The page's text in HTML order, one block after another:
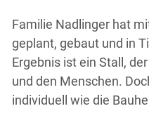
Familie Nadlinger hat
geplant, gebaut und in
Ergebnis ist ein Stall,
und den Menschen.
individuell wie die